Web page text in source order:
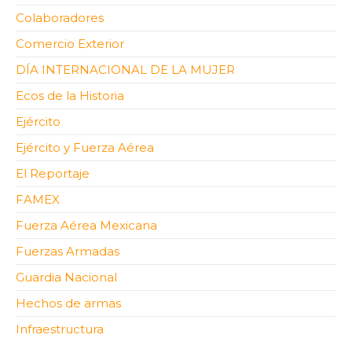
Colaboradores
Comercio Exterior
DÍA INTERNACIONAL DE LA MUJER
Ecos de la Historia
Ejército
Ejército y Fuerza Aérea
El Reportaje
FAMEX
Fuerza Aérea Mexicana
Fuerzas Armadas
Guardia Nacional
Hechos de armas
Infraestructura